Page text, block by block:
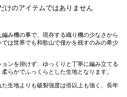
けのアイテムではありません
み機の事で、現存する織り機の少なさから
は世界でも和歌山で僅かを残すのみの希少
ンを掛けず、ゆっくりと丁寧に編み立てる
らかでふっくらとした生地となります。
生地よりも破裂強度は倍以上も強く、長年